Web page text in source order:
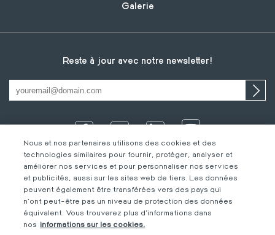
Galerie
Reste à jour avec notre newsletter!
Footer
Mentions légales
IT
Nous et nos partenaires utilisons des cookies et des
technologies similaires pour fournir, protéger, analyser et
améliorer nos services et pour personnaliser nos services
et publicités, aussi sur les sites web de tiers. Les données
peuvent également être transférées vers des pays qui
n'ont peut-être pas un niveau de protection des données
équivalent. Vous trouverez plus d'informations dans
nos informations sur les cookies.